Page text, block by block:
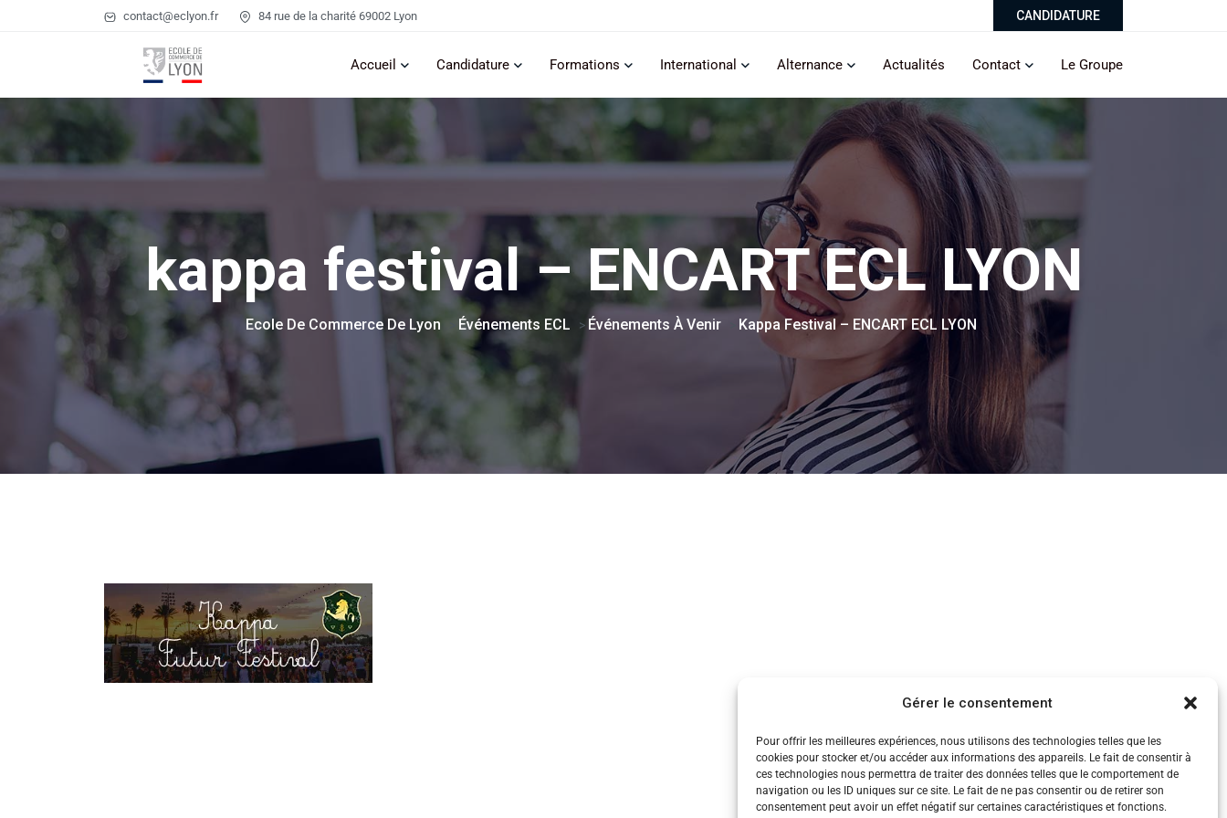
Gérer le consentement
Pour offrir les meilleures expériences, nous utilisons des technologies telles que les
cookies pour stocker et/ou accéder aux informations des appareils. Le fait de consentir à
ces technologies nous permettra de traiter des données telles que le comportement de
navigation ou les ID uniques sur ce site. Le fait de ne pas consentir ou de retirer son
consentement peut avoir un effet négatif sur certaines caractéristiques et fonctions.
contact@eclyon.fr 84 rue de la charité 69002 Lyon CANDIDATURE
Accueil Candidature Formations International Alternance Actualités Contact Le Groupe
kappa festival – ENCART ECL LYON
Ecole De Commerce De Lyon Événements ECL > Événements À Venir Kappa Festival – ENCART ECL LYON